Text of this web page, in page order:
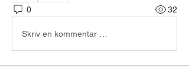
0 32
Skriv en kommentar …